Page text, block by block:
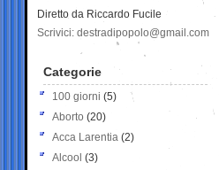
Diretto da Riccardo Fucile
Scrivici: destradipopolo@gmail.com
Categorie
100 giorni (5)
Aborto (20)
Acca Larentia (2)
Alcool (3)